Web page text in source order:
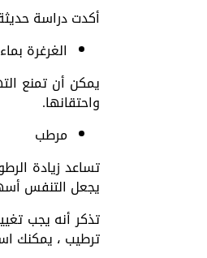
أكدت دراسة
الغرغرة
يمكن أن تمنع
واحتقانها.
مرطب
تساعد زيادة
يجعل التنفس
تذكر أنه يجب
ترطيب ، يمكنك